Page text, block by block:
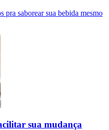
pra saborear sua bebida mesmo
sua mudança